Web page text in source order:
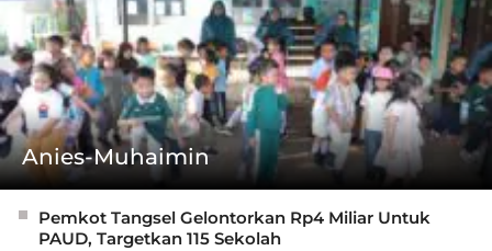
Anies-Muhaimin
Pemkot Tangsel Gelontorkan Rp4 Miliar Untuk
PAUD, Targetkan 115 Sekolah